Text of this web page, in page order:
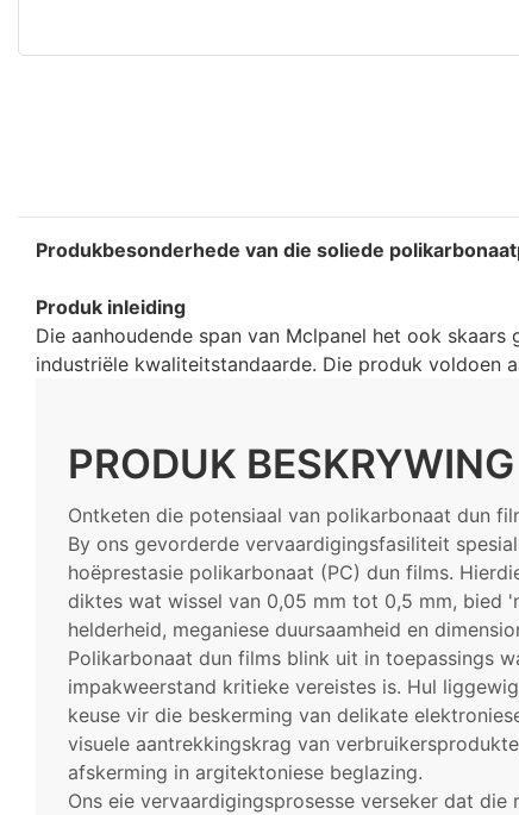
Produkbesonderhede van die soliede
Produk inleiding
Die aanhoudende span van Mclpanel het ook
industriële kwaliteitstandaarde. Die produk voldoen
PRODUK BESKRYWING
Ontketen die potensiaal van polikarbonaat dun
By ons gevorderde vervaardigingsfasiliteit
hoëprestasie polikarbonaat (PC) dun films.
diktes wat wissel van 0,05 mm tot 0,5 mm, bied
helderheid, meganiese duursaamheid en
Polikarbonaat dun films blink uit in toepassings
impakweerstand kritieke vereistes is. Hul
keuse vir die beskerming van delikate
visuele aantrekkingskrag van
afskerming in argitektoniese beglazing.
Ons eie vervaardigingsprosesse verseker dat